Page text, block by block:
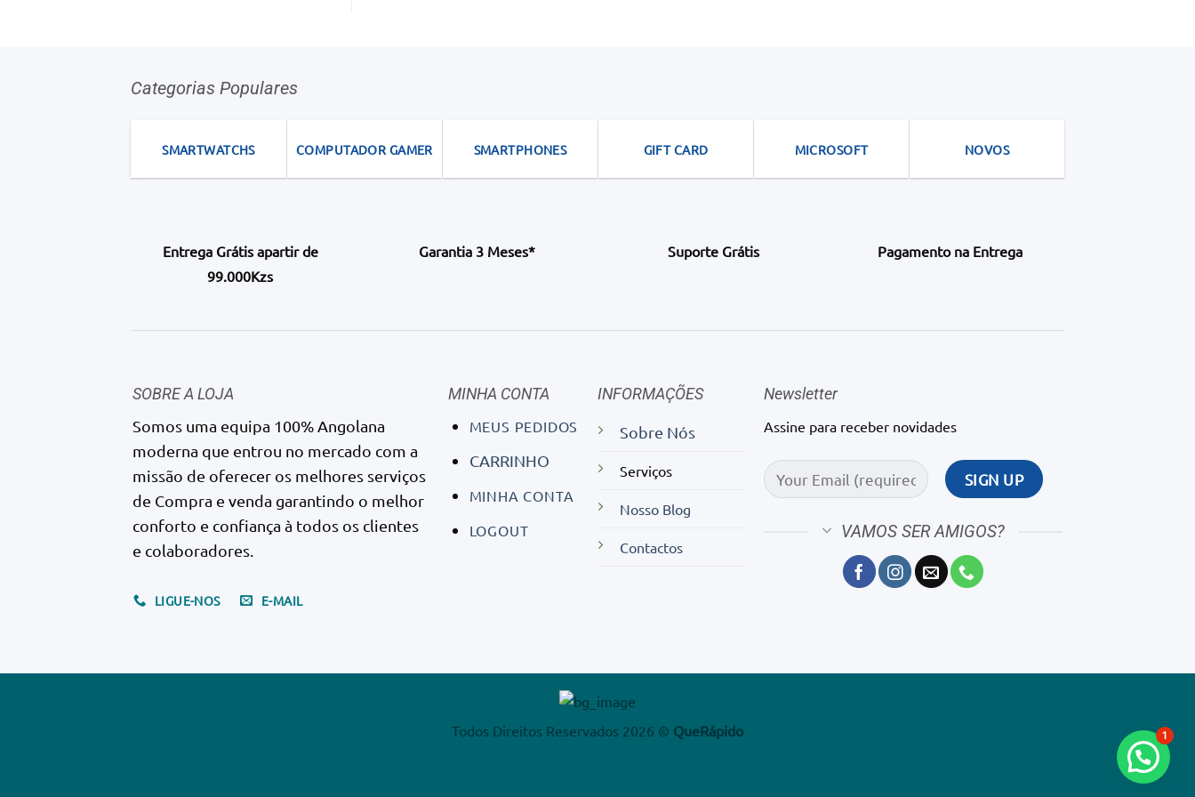
Categorias Populares
SMARTWATCHS COMPUTADOR GAMER SMARTPHONES GIFT CARD MICROSOFT NOVOS
Entrega Grátis apartir de
99.000Kzs
Garantia 3 Meses* Suporte Grátis Pagamento na Entrega
SOBRE A LOJA
Somos uma equipa 100% Angolana
moderna que entrou no mercado com a
missão de oferecer os melhores serviços
de Compra e venda garantindo o melhor
conforto e confiança à todos os clientes
e colaboradores.
LIGUE-NOS E-MAIL
MINHA CONTA
MEUS PEDIDOS
CARRINHO
MINHA CONTA
LOGOUT
INFORMAÇÕES
Sobre Nós
Serviços
Nosso Blog
Contactos
Newsletter
Assine para receber novidades
VAMOS SER AMIGOS?
Todos Direitos Reservados 2026 © QueRápido 1